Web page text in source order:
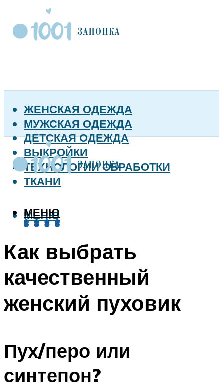
ЖЕНСКАЯ ОДЕЖДА
МУЖСКАЯ ОДЕЖДА
ДЕТСКАЯ ОДЕЖДА
ВЫКРОЙКИ
ТЕХНОЛОГИИ ОБРАБОТКИ
ТКАНИ
МЕНЮ
МЕНЮ
Как выбрать
качественный
женский пуховик
Пух/перо или
синтепон?